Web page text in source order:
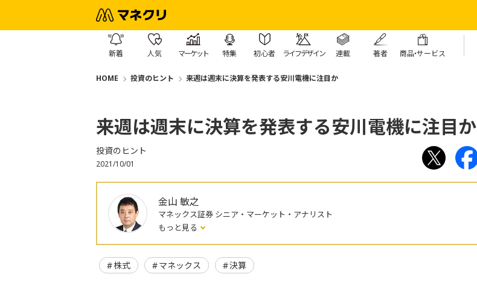
新着 人気 マーケット 特集 初心者 ライフデザイン 連載 著者 商品・サービス
HOME 投資のヒント 来週は週末に決算を発表する安川電機に注目か
来週は週末に決算を発表する安川電機に注目か
投資のヒント
2021/10/01
金山 敏之
マネックス証券 シニア・マーケット・アナリスト
もっと見る
株式 マネックス 決算